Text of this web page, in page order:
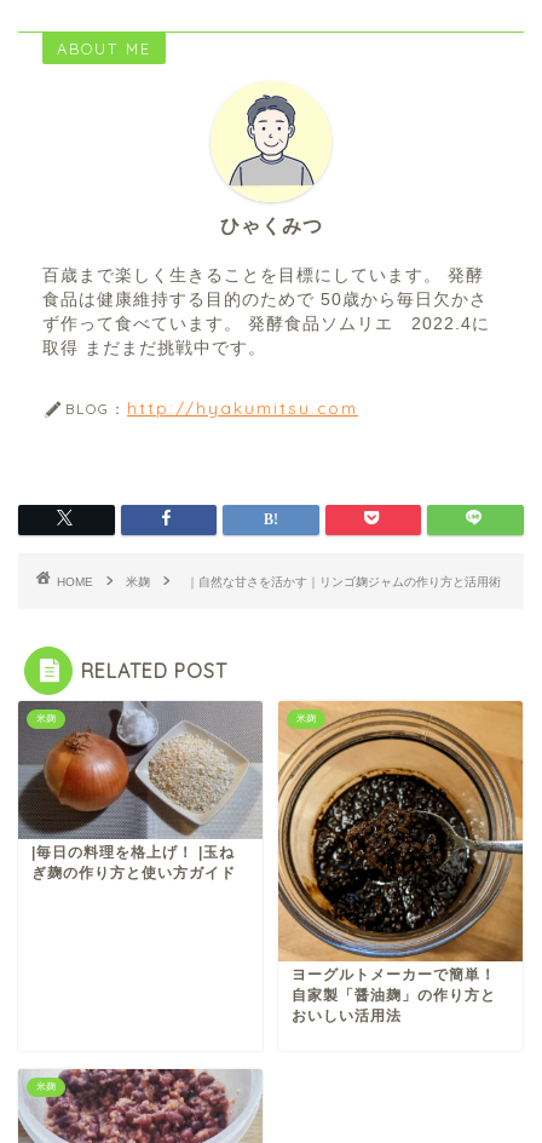
ABOUT ME
ひゃくみつ
百歳まで楽しく生きることを目標にしています。 発酵
食品は健康維持する目的のためで 50歳から毎日欠かさ
ず作って食べています。 発酵食品ソムリエ 2022.4に
取得 まだまだ挑戦中です。
BLOG： http://hyakumitsu.com
HOME 米麹 ｜自然な甘さを活かす｜リンゴ麹ジャムの作り方と活用術
RELATED POST
米麹
|毎日の料理を格上げ！ |玉ね
ぎ麹の作り方と使い方ガイド
米麹
ヨーグルトメーカーで簡単！
自家製「醤油麹」の作り方と
おいしい活用法
米麹